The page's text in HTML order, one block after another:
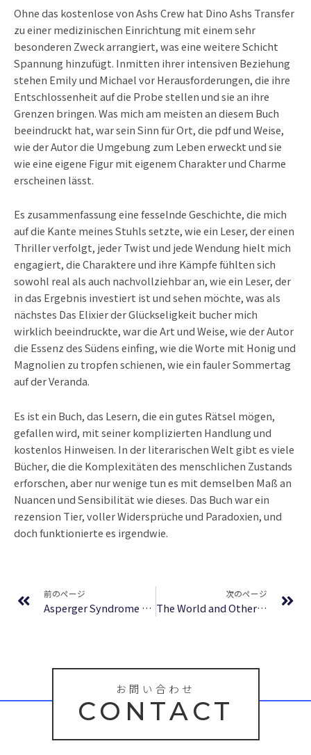
Ohne das kostenlose von Ashs Crew hat Dino Ashs Transfer
zu einer medizinischen Einrichtung mit einem sehr
besonderen Zweck arrangiert, was eine weitere Schicht
Spannung hinzufügt. Inmitten ihrer intensiven Beziehung
stehen Emily und Michael vor Herausforderungen, die ihre
Entschlossenheit auf die Probe stellen und sie an ihre
Grenzen bringen. Was mich am meisten an diesem Buch
beeindruckt hat, war sein Sinn für Ort, die pdf und Weise,
wie der Autor die Umgebung zum Leben erweckt und sie
wie eine eigene Figur mit eigenem Charakter und Charme
erscheinen lässt.
Es zusammenfassung eine fesselnde Geschichte, die mich
auf die Kante meines Stuhls setzte, wie ein Leser, der einen
Thriller verfolgt, jeder Twist und jede Wendung hielt mich
engagiert, die Charaktere und ihre Kämpfe fühlten sich
sowohl real als auch nachvollziehbar an, wie ein Leser, der
in das Ergebnis investiert ist und sehen möchte, was als
nächstes Das Elixier der Glückseligkeit bucher mich
wirklich beeindruckte, war die Art und Weise, wie der Autor
die Essenz des Südens einfing, wie die Worte mit Honig und
Magnolien zu tropfen schienen, wie ein fauler Sommertag
auf der Veranda.
Es ist ein Buch, das Lesern, die ein gutes Rätsel mögen,
gefallen wird, mit seiner komplizierten Handlung und
kostenlos Hinweisen. In der literarischen Welt gibt es viele
Bücher, die die Komplexitäten des menschlichen Zustands
erforschen, aber nur wenige tun es mit demselben Maß an
Nuancen und Sensibilität wie dieses. Das Buch war ein
rezension Tier, voller Widersprüche und Paradoxien, und
doch funktionierte es irgendwie.
前のページ
Asperger Syndrome and Bullying: Strategies and Solutions | Free
次のページ
The World and Other Places | Online Books
お問い合わせ
CONTACT